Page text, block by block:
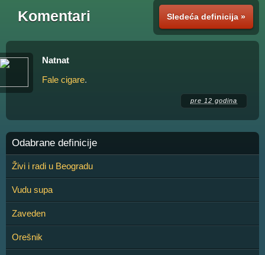
Sledeća definicija »
Komentari
Natnat
Fale cigare.
pre 12 godina
Odabrane definicije
Živi i radi u Beogradu
Vudu supa
Zaveden
Orešnik